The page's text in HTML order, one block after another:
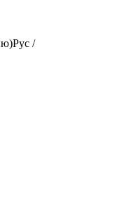
Рус /